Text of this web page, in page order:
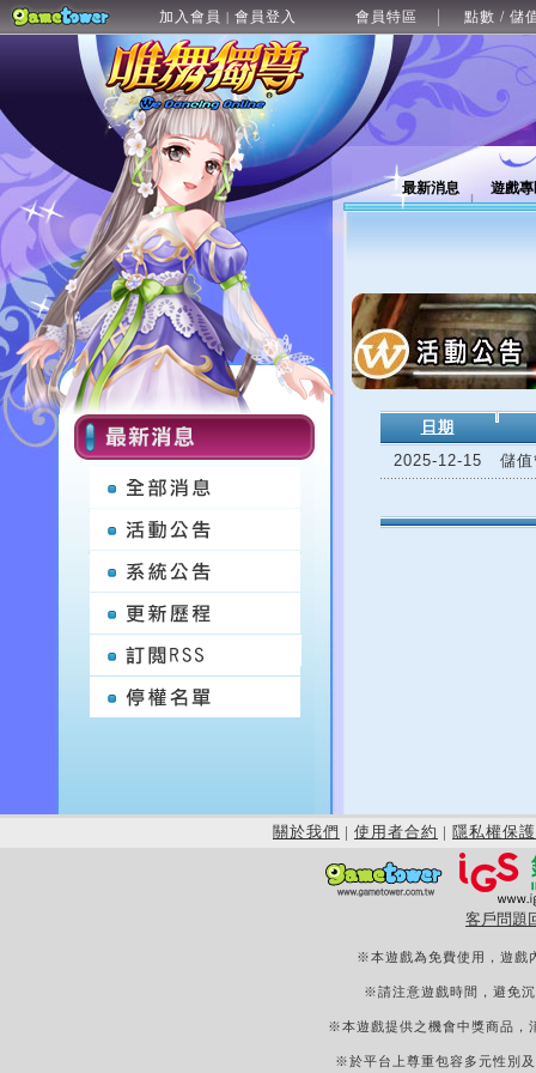
加入會員 | 會員登入 會員特區 點數 / 儲
最新消息 遊戲
日期
2025-12-15
儲
關於我們 | 使用者合約 | 隱私權保護
客戶問題
※本遊戲為免費使用，遊戲
※請注意遊戲時間，避免
※本遊戲提供之機會中獎商品，
※於平台上尊重包容多元性別